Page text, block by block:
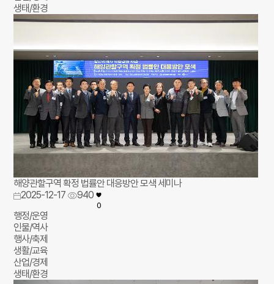
생태/환경
해양관할구역 확정 법률안 대응방안 모색 세미나
2025-12-17
940
0
행정/운영
인물/역사
행사/축제
생활/교육
산업/경제
생태/환경